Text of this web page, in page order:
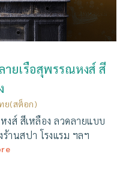
ายเรือสุพรรณหงส์ สี
ย(สต็อก)
งส์ สีเหลือง ลวดลายแบบ
านสปา โรงแรม ฯลฯ